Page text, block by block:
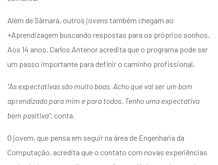
Além de Sâmara, outros jovens também chegam ao
+Aprendizagem buscando respostas para os próprios sonhos.
Aos 14 anos, Carlos Antenor acredita que o programa pode ser
um passo importante para definir o caminho profissional.
“As expectativas são muito boas. Acho que vai ser um bom
aprendizado para mim e para todos. Tenho uma expectativa
bem positiva”, conta.
O jovem, que pensa em seguir na área de Engenharia da
Computação, acredita que o contato com novas experiências